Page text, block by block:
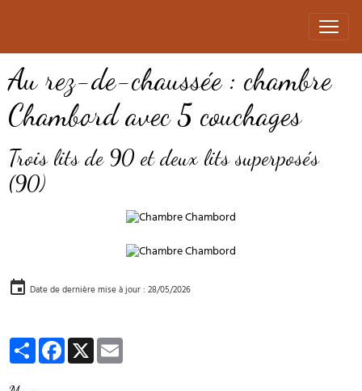
Au rez-de-chaussée : chambre
Chambord avec 5 couchages
Trois lits de 90 et deux lits superposés
(90)
Date de dernière mise à jour : 28/05/2026
PartagerFacebook
X